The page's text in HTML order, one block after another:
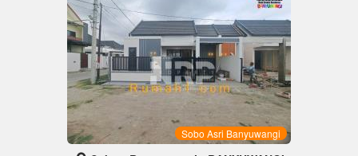
Sobo Asri Banyuwangi